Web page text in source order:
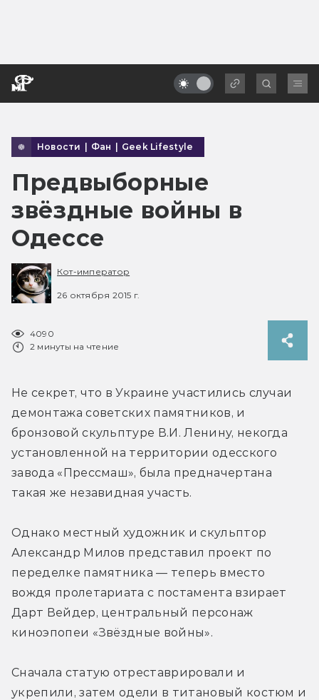
Новости | Фан | Geek Lifestyle
Предвыборные
звёздные войны в
Одессе
Кот-император
26 октября 2015 г.
4090
2 минуты на чтение
Не секрет, что в Украине участились случаи
демонтажа советских памятников, и
бронзовой скульптуре В.И. Ленину, некогда
установленной на территории одесского
завода «Прессмаш», была предначертана
такая же незавидная участь.
Однако местный художник и скульптор
Александр Милов представил проект по
переделке памятника — теперь вместо
вождя пролетариата с постамента взирает
Дарт Вейдер, центральный персонаж
киноэпопеи «Звёздные войны».
Сначала статую отреставрировали и
укрепили, затем одели в титановый костюм и